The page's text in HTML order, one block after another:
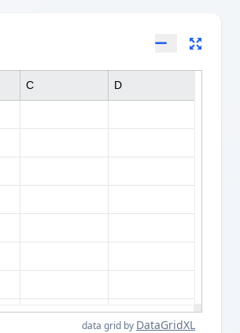
data grid by DataGridXL
C D